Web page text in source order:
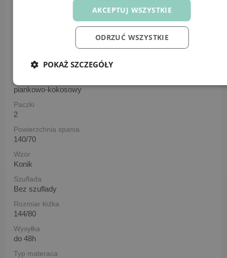
Głębokość szuflady
Maksymalne obciążenie szuflady
piankowo-kokosowy
Paczki
2
Powierzchnia spania
140/70
Wzór
Konik
Szuflada
Bez szuflady
Rozmiar łóźka
144/80
Wysyłka
do 48h
Typ materaca
AKCEPTUJ WSZYSTKIE
ODRZUĆ WSZYSTKIE
POKAŻ SZCZEGÓŁY